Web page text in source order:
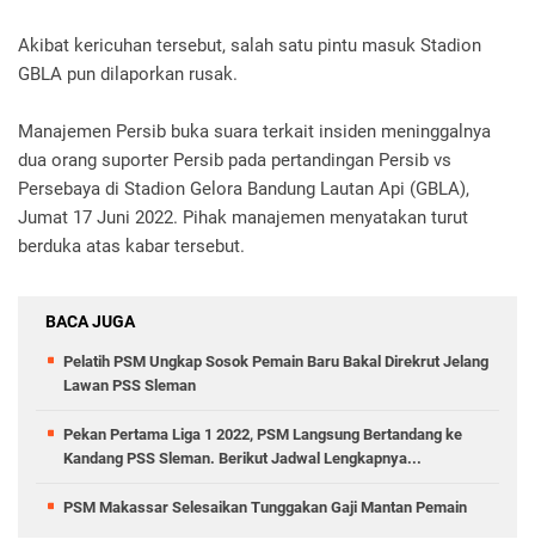
Akibat kericuhan tersebut, salah satu pintu masuk Stadion
GBLA pun dilaporkan rusak.
Manajemen Persib buka suara terkait insiden meninggalnya
dua orang suporter Persib pada pertandingan Persib vs
Persebaya di Stadion Gelora Bandung Lautan Api (GBLA),
Jumat 17 Juni 2022. Pihak manajemen menyatakan turut
berduka atas kabar tersebut.
BACA JUGA
Pelatih PSM Ungkap Sosok Pemain Baru Bakal Direkrut Jelang
Lawan PSS Sleman
Pekan Pertama Liga 1 2022, PSM Langsung Bertandang ke
Kandang PSS Sleman. Berikut Jadwal Lengkapnya...
PSM Makassar Selesaikan Tunggakan Gaji Mantan Pemain